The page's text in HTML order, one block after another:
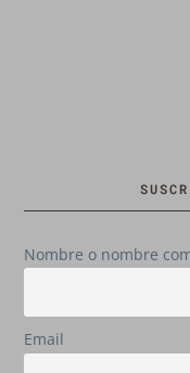
Nombre o nombre
Email